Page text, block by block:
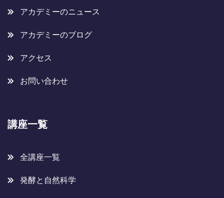
アカデミーのニュース
アカデミーのブログ
アクセス
お問い合わせ
講座一覧
全講座一覧
発酵と自然科学